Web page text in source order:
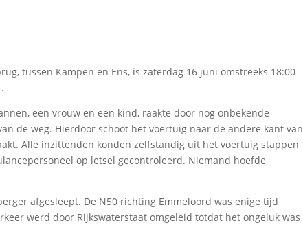
tussen Kampen en Ens, is zaterdag 16 juni omstreeks 18:00
een vrouw en een kind, raakte door nog onbekende
de weg. Hierdoor schoot het voertuig naar de andere kant van
Alle inzittenden konden zelfstandig uit het voertuig stappen
op letsel gecontroleerd. Niemand hoefde
afgesleept. De N50 richting Emmeloord was enige tijd
werd door Rijkswaterstaat omgeleid totdat het ongeluk was